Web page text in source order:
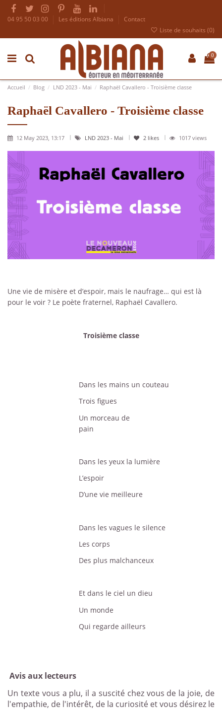
04 95 50 03 00 Les éditions Albiana
Contact
Liste de souhaits (0)
0
Accueil Blog LND 2023 - Mai Raphaël Cavallero - Troisième classe
Raphaël Cavallero - Troisième classe
12 May 2023, 13:17 LND 2023 - Mai 2 likes 1017 views
Une vie de misère et d’espoir, mais le naufrage… qui est là
pour le voir ? Le poète fraternel, Raphaël Cavallero.
Troisième classe
Dans les mains un couteau
Trois figues
Un morceau de
pain
Dans les yeux la lumière
L’espoir
D’une vie meilleure
Dans les vagues le silence
Les corps
Des plus malchanceux
Et dans le ciel un dieu
Un monde
Qui regarde ailleurs
Avis aux lecteurs
Un texte vous a plu, il a suscité chez vous de la joie, de
l'empathie, de l'intérêt, de la curiosité et vous désirez le